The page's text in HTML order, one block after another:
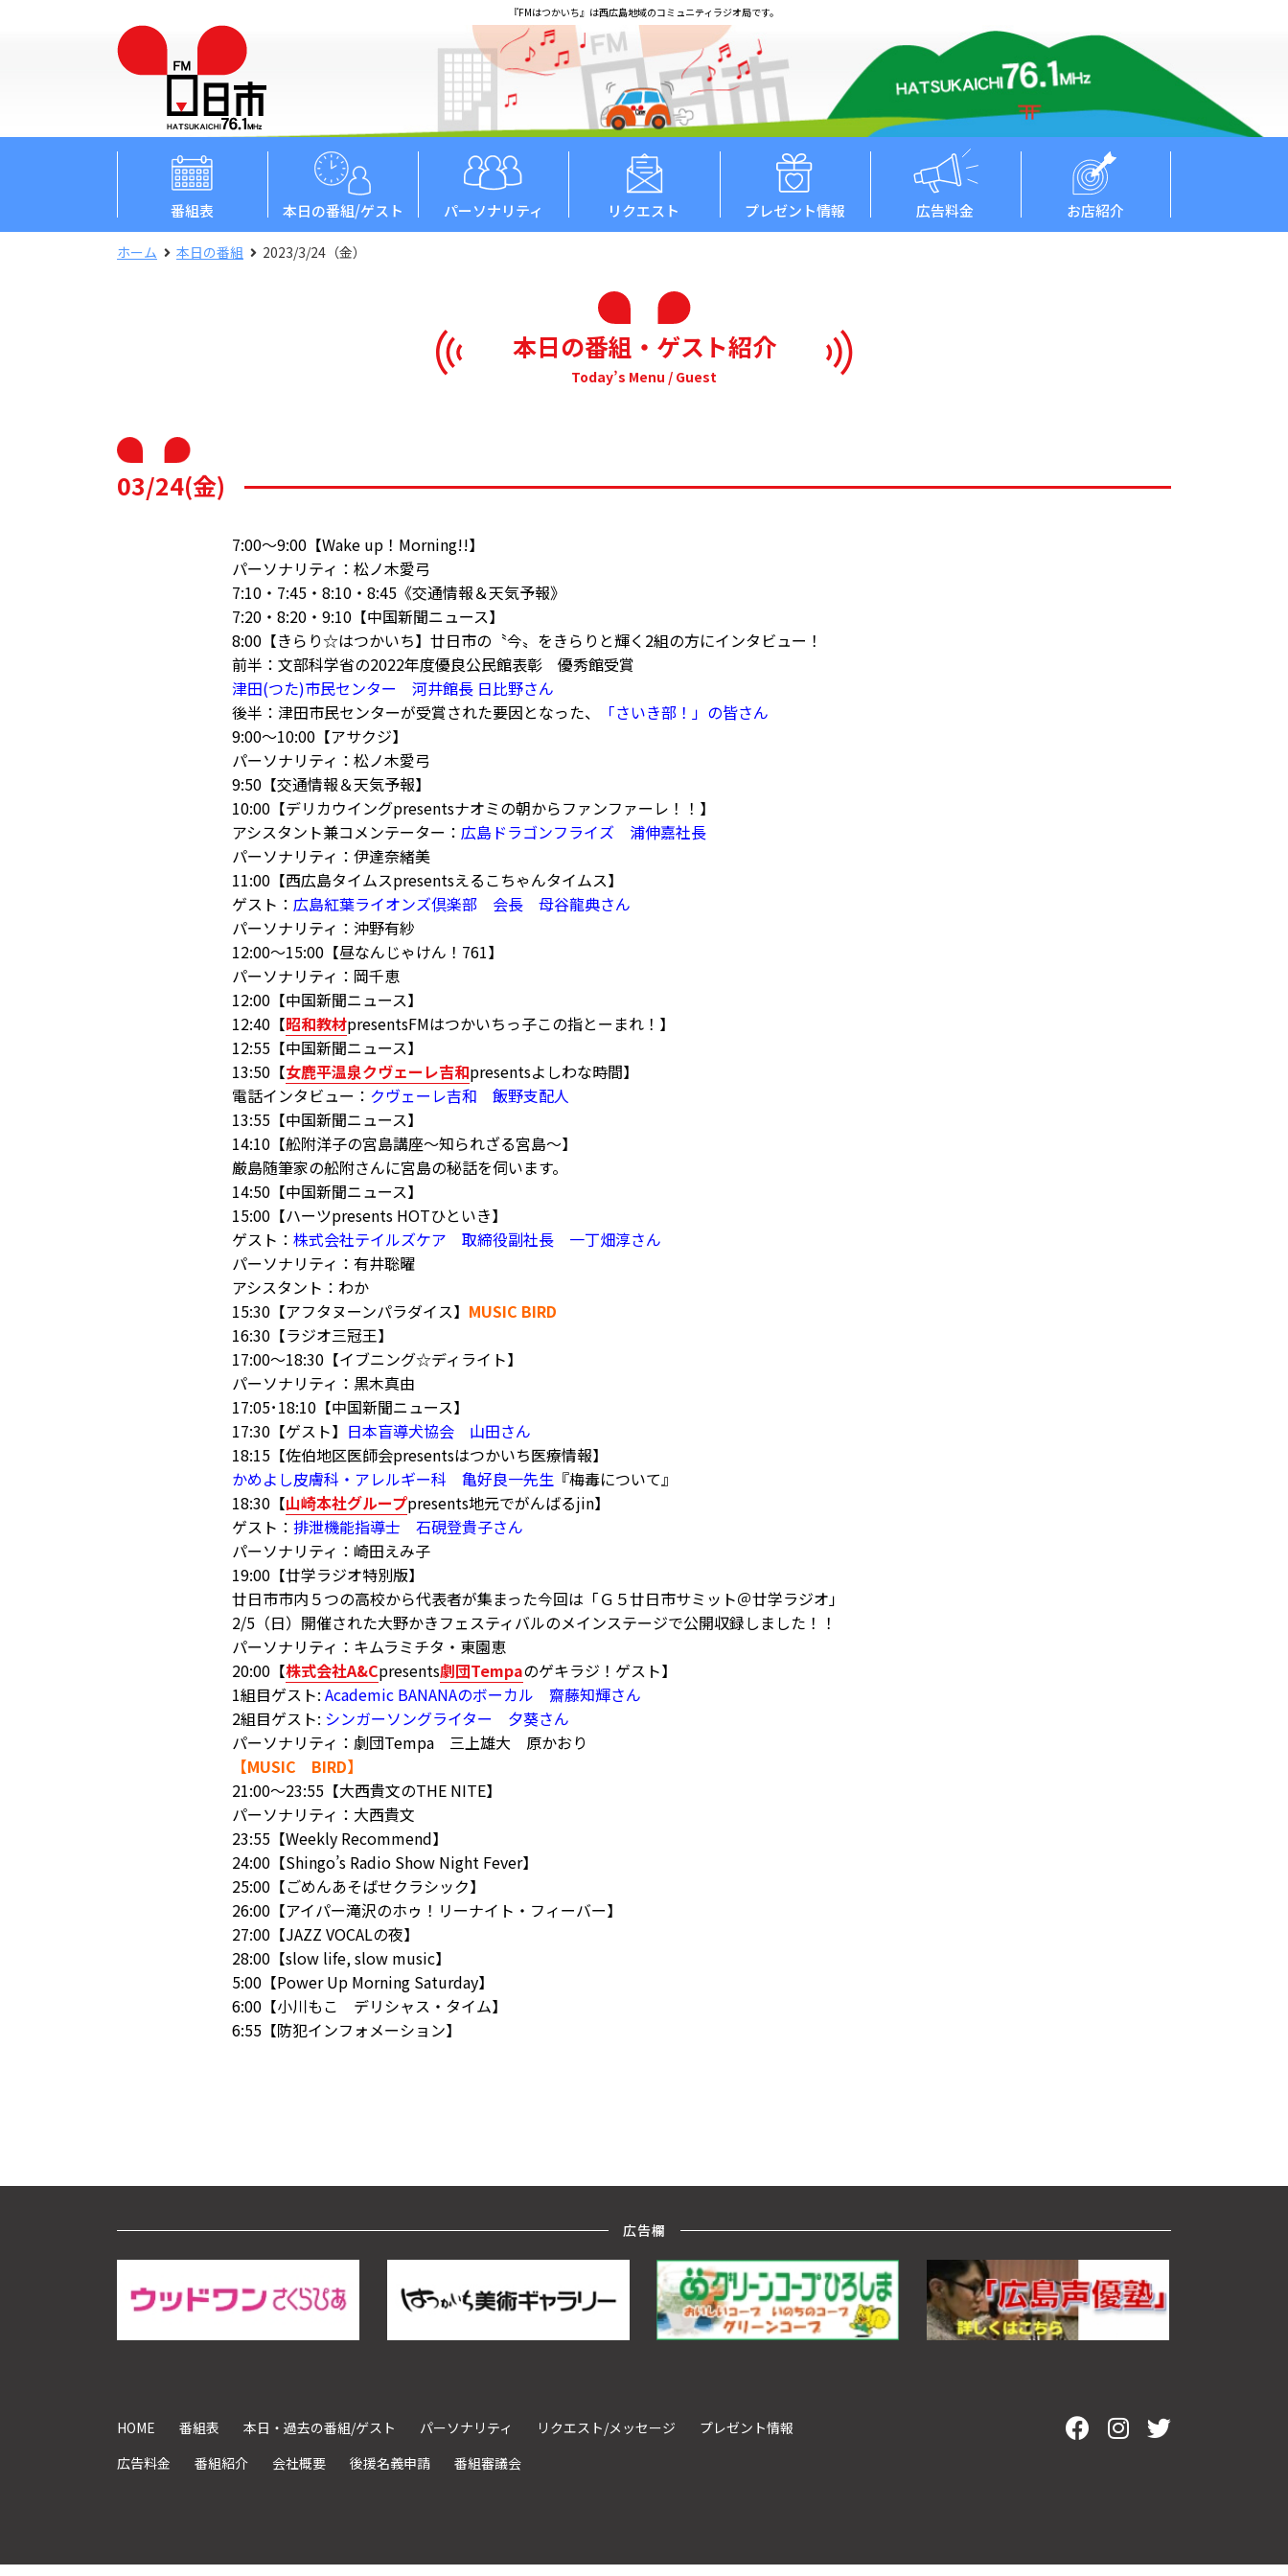
『FMはつかいち』は西広島地域のコミュニティラジオ局です。
番組表 本日の番組/ゲスト パーソナリティ リクエスト プレゼント情報 広告料金 お店紹介
ホーム 本日の番組 2023/3/24（金）
本日の番組・ゲスト紹介
Today’s Menu / Guest
03/24(金)
7:00～9:00【Wake up！Morning!!】
パーソナリティ：松ノ木愛弓
7:10・7:45・8:10・8:45《交通情報＆天気予報》
7:20・8:20・9:10【中国新聞ニュース】
8:00【きらり☆はつかいち】廿日市の〝今〟をきらりと輝く2組の方にインタビュー！
前半：文部科学省の2022年度優良公民館表彰 優秀館受賞
津田(つた)市民センター 河井館長 日比野さん
後半：津田市民センターが受賞された要因となった、
「さいき部！」の皆さん
9:00～10:00【アサクジ】
パーソナリティ：松ノ木愛弓
9:50【交通情報＆天気予報】
10:00【デリカウイングpresentsナオミの朝からファンファーレ！！】
アシスタント兼コメンテーター： 広島ドラゴンフライズ 浦伸嘉社長
パーソナリティ：伊達奈緒美
11:00【西広島タイムスpresentsえるこちゃんタイムス】
ゲスト： 広島紅葉ライオンズ倶楽部 会長 母谷龍典さん
パーソナリティ：沖野有紗
12:00～15:00【昼なんじゃけん！761】
パーソナリティ：岡千恵
12:00【中国新聞ニュース】
12:40【昭和教材presentsFMはつかいちっ子この指とーまれ！】
12:55【中国新聞ニュース】
13:50【女鹿平温泉クヴェーレ吉和presentsよしわな時間】
電話インタビュー： クヴェーレ吉和 飯野支配人
13:55【中国新聞ニュース】
14:10【舩附洋子の宮島講座～知られざる宮島～】
厳島随筆家の舩附さんに宮島の秘話を伺います。
14:50【中国新聞ニュース】
15:00【ハーツpresents HOTひといき】
ゲスト： 株式会社テイルズケア 取締役副社長 一丁畑淳さん
パーソナリティ：有井聡曜
アシスタント：わか
15:30【アフタヌーンパラダイス】 MUSIC BIRD
16:30【ラジオ三冠王】
17:00～18:30【イブニング☆ディライト】
パーソナリティ：黒木真由
17:05･18:10【中国新聞ニュース】
17:30【ゲスト】 日本盲導犬協会 山田さん
18:15【佐伯地区医師会presentsはつかいち医療情報】
かめよし皮膚科・アレルギー科 亀好良一先生 『梅毒について』
18:30【山崎本社グループpresents地元でがんばるjin】
ゲスト： 排泄機能指導士 石硯登貴子さん
パーソナリティ：崎田えみ子
19:00【廿学ラジオ特別版】
廿日市市内５つの高校から代表者が集まった今回は「Ｇ５廿日市サミット＠廿学ラジオ」
2/5（日）開催された大野かきフェスティバルのメインステージで公開収録しました！！
パーソナリティ：キムラミチタ・東園恵
20:00【株式会社A&Cpresents劇団Tempaのゲキラジ！ゲスト】
1組目ゲスト: Academic BANANAのボーカル 齋藤知輝さん
2組目ゲスト: シンガーソングライター 夕葵さん
パーソナリティ：劇団Tempa 三上雄大 原かおり
【MUSIC BIRD】
21:00～23:55【大西貴文のTHE NITE】
パーソナリティ：大西貴文
23:55【Weekly Recommend】
24:00【Shingo’s Radio Show Night Fever】
25:00【ごめんあそばせクラシック】
26:00【アイパー滝沢のホゥ！リーナイト・フィーバー】
27:00【JAZZ VOCALの夜】
28:00【slow life, slow music】
5:00【Power Up Morning Saturday】
6:00【小川もこ デリシャス・タイム】
6:55【防犯インフォメーション】
広告欄
HOME 番組表 本日・過去の番組/ゲスト パーソナリティ リクエスト/メッセージ
プレゼント情報
広告料金
番組紹介 会社概要 後援名義申請 番組審議会